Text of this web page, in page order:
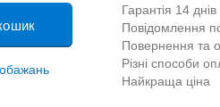
Гарантія 14 днів
Повідомлення
Повернення та
Різні способи
Найкраща ціна